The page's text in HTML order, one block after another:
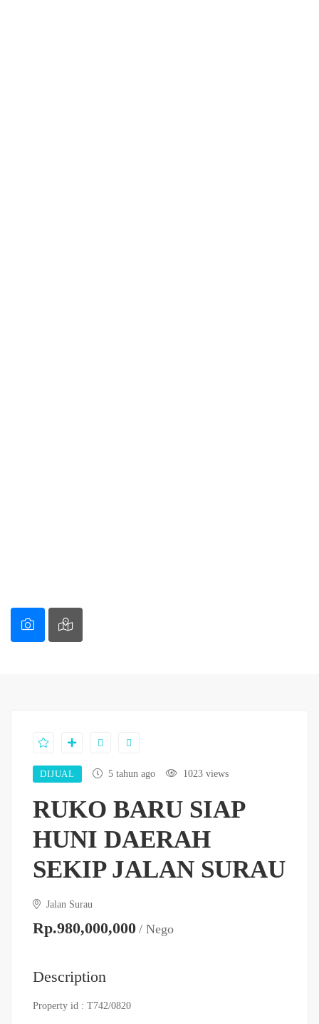
DIJUAL 5 tahun ago 1023 views
RUKO BARU SIAP
HUNI DAERAH
SEKIP JALAN SURAU
Jalan Surau
Rp.980,000,000 / Nego
Description
Property id : T742/0820